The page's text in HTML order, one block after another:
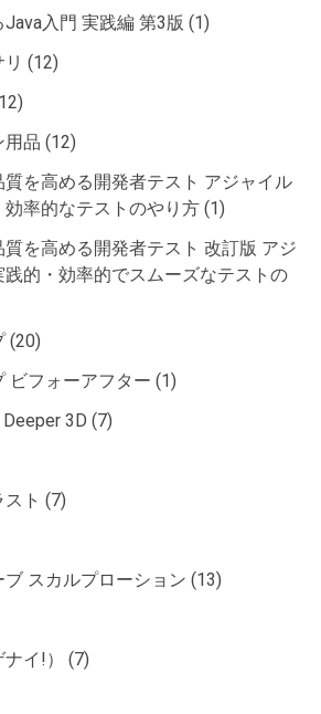
入門 実践編 第3版 (1)
(12)
用品 (12)
質を高める開発者テスト アジャイル
効率的なテストのやり方 (1)
質を高める開発者テスト 改訂版 アジ
践的・効率的でスムーズなテストの
(20)
ビフォーアフター (1)
3D (7)
ト (7)
スカルプローション (13)
イ!）
(7)